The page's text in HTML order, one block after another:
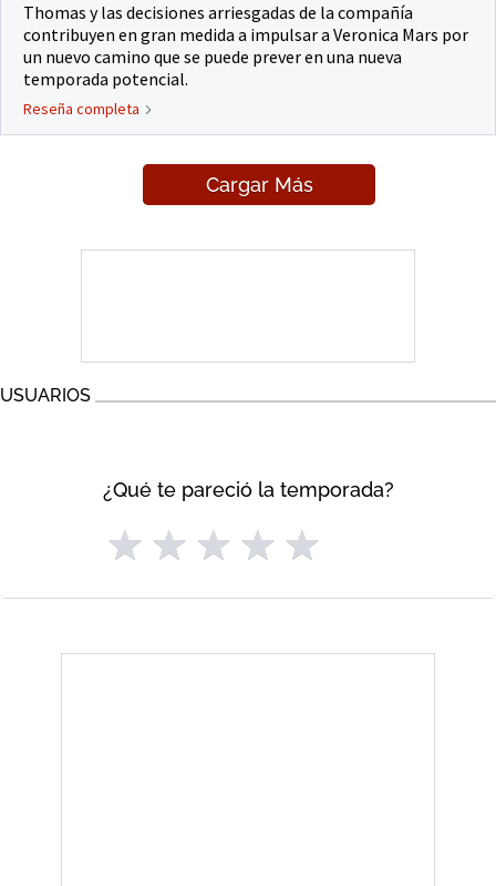
Thomas y las decisiones arriesgadas de la compañía
contribuyen en gran medida a impulsar a Veronica Mars por
un nuevo camino que se puede prever en una nueva
temporada potencial.
Reseña completa
Cargar Más
USUARIOS
¿Qué te pareció la temporada?